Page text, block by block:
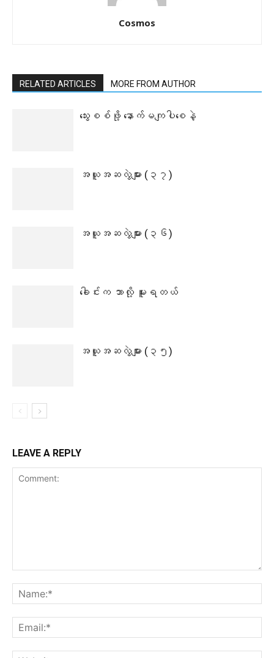
Cosmos
RELATED ARTICLES MORE FROM AUTHOR
သွေးစစ်ဖို့ နောက်မကျပါစေနဲ့
အယူအဆလွဲများ (၃၇)
အယူအဆလွဲများ (၃၆)
ခေါင်းက ဘာလို့ မူးရတယ်
အယူအဆလွဲများ (၃၅)
LEAVE A REPLY